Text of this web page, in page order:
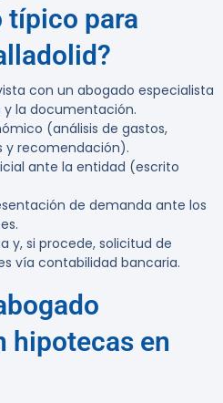
para
con un abogado especialista
y la documentación.
(análisis de gastos,
y recomendación).
ante la entidad (escrito
de demanda ante los
y, si procede, solicitud de
vía contabilidad bancaria.
hipotecas en